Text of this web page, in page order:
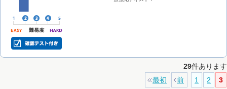
29件あります
最初
前 1 2
3